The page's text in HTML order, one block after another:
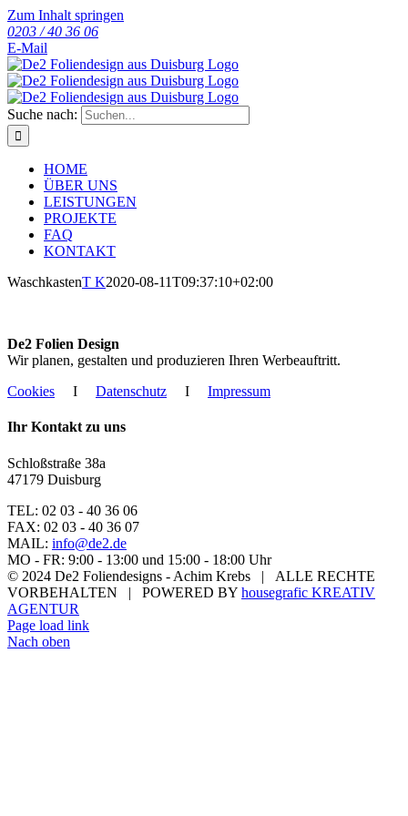
Zum Inhalt springen
0203 / 40 36 06
E-Mail
Suche nach:
HOME
ÜBER UNS
LEISTUNGEN
PROJEKTE
FAQ
KONTAKT
WaschkastenT K2020-08-11T09:37:10+02:00
De2 Folien Design
Wir planen, gestalten und produzieren Ihren Werbeauftritt.
Cookies I Datenschutz I Impressum
Ihr Kontakt zu uns
Schloßstraße 38a
47179 Duisburg
TEL: 02 03 - 40 36 06
FAX: 02 03 - 40 36 07
MAIL: info@de2.de
MO - FR: 9:00 - 13:00 und 15:00 - 18:00 Uhr
© 2024 De2 Foliendesigns - Achim Krebs | ALLE RECHTE
VORBEHALTEN | POWERED BY housegrafic KREATIV
AGENTUR
Page load link
Nach oben